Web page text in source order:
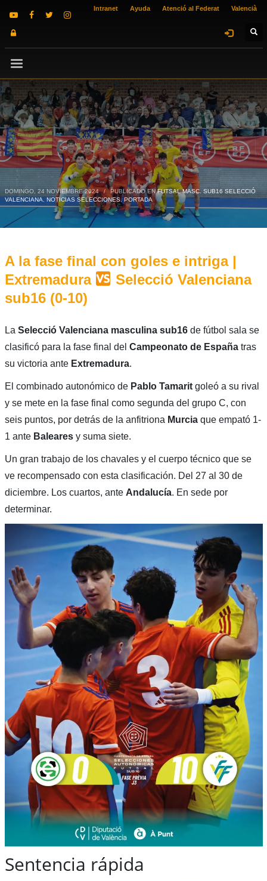
Intranet Ayuda Atenció al Federat Valencià
DOMINGO, 24 NOVIEMBRE 2024 / PUBLICADO ENFUTSAL MASC. SUB16 SELECCIÓ
VALENCIANA
NOTICIAS SELECCIONES,PORTADA
A la fase final con goles e intriga |
Extremadura
Selecció Valenciana
sub16 (0-10)
La Selecció Valenciana masculina sub16 de fútbol sala se
clasificó para la fase final del Campeonato de España tras
su victoria ante Extremadura.
El combinado autonómico de Pablo Tamarit goleó a su rival
y se mete en la fase final como segunda del grupo C, con
seis puntos, por detrás de la anfitriona Murciaque empató 1-
1 ante Balearesy suma siete.
Un gran trabajo de los chavales y el cuerpo técnico que se
ve recompensado con esta clasificación. Del 27 al 30 de
diciembre. Los cuartos, ante Andalucía. En sede por
determinar.
Sentencia rápida